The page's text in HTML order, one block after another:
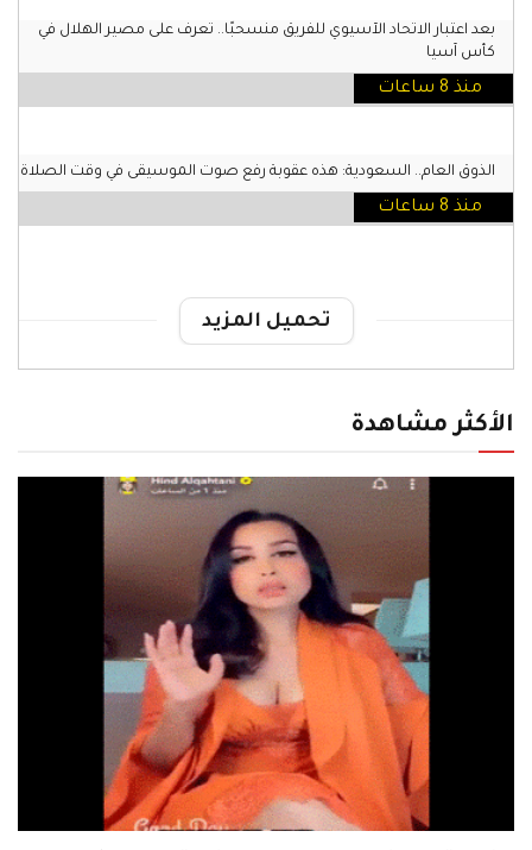
بعد اعتبار الاتحاد الآسيوي للفريق منسحبًا.. تعرف على مصير الهلال في
كأس آسيا
منذ 8 ساعات
الذوق العام.. السعودية: هذه عقوبة رفع صوت الموسيقى في وقت الصلاة
منذ 8 ساعات
تحميل المزيد
الأكثر مشاهدة